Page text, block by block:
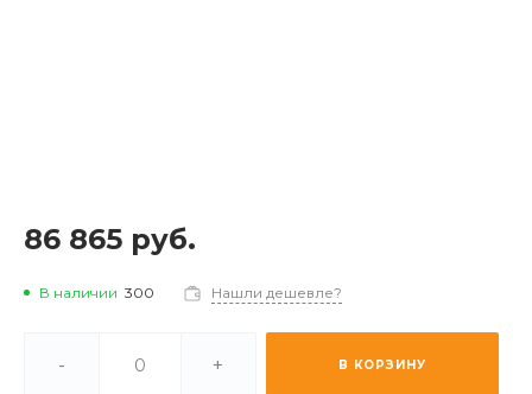
86 865 руб.
В наличии 300 Нашли дешевле?
- + В КОРЗИНУ